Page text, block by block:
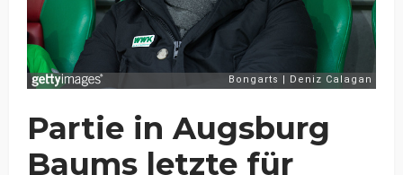
Partie in Augsburg
Baums letzte für